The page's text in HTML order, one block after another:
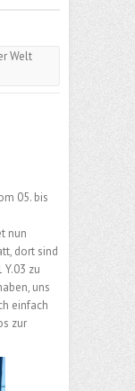
Welt
05. bis
nun
dort sind
zu
uns
einfach
zur